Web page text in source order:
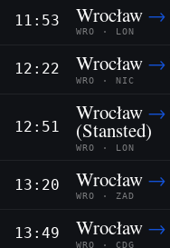
11:53 Wrocław →
WRO · LON
12:22 Wrocław →
WRO · NIC
12:51
Wrocław →
(Stansted)
WRO · LON
13:20 Wrocław →
WRO · ZAD
13:49 Wrocław →
WRO · CDG